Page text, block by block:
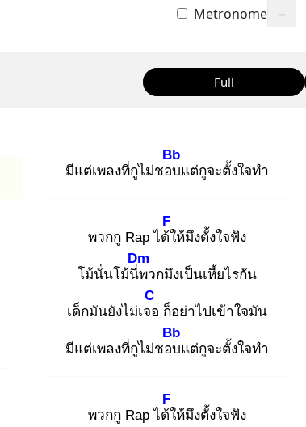
Metronome −
Full
มีแต่เพลงที่กูไม่ชอบ
Bb
แต่กูจะตั้งใจทำ
พวกกู Rap ได้ใ
F
ห้มึงตั้งใจฟัง
โม้นั่นโม้นี่พ
Dm
วกมึงเป็นเหี้ยไรกัน
เด็กมันยังไม่เจอ
C
ก็อย่าไปเข้าใจมัน
มีแต่เพลงที่กูไม่ชอบ
Bb
แต่กูจะตั้งใจทำ
พวกกู Rap ได้ใ
F
ห้มึงตั้งใจฟัง